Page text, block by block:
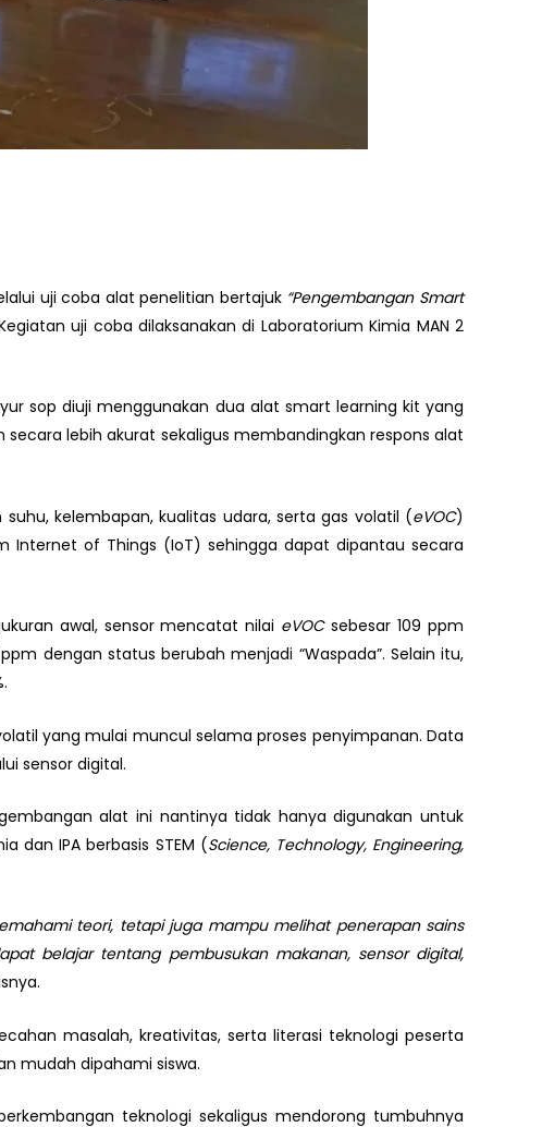
uji coba alat penelitian bertajuk “Pengembangan Smart
uji coba dilaksanakan di Laboratorium Kimia MAN 2
sop diuji menggunakan dua alat smart learning kit yang
lebih akurat sekaligus membandingkan respons alat
kelembapan, kualitas udara, serta gas volatil (eVOC)
Internet of Things (IoT) sehingga dapat dipantau secara
awal, sensor mencatat nilai eVOCsebesar 109 ppm
dengan status berubah menjadi “Waspada”. Selain itu,
yang mulai muncul selama proses penyimpanan. Data
sensor digital.
alat ini nantinya tidak hanya digunakan untuk
dan IPA berbasis STEM (Science, Technology, Engineering,
teori, tetapi juga mampu melihat penerapan sains
belajar tentang pembusukan makanan, sensor digital,
masalah, kreativitas, serta literasi teknologi peserta
mudah dipahami siswa.
teknologi sekaligus mendorong tumbuhnya